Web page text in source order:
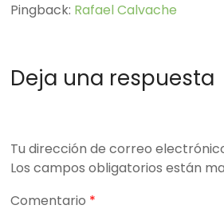
Pingback: Rafael Calvache
Deja una respuesta
Tu dirección de correo
Los campos obligatorios están
Comentario *